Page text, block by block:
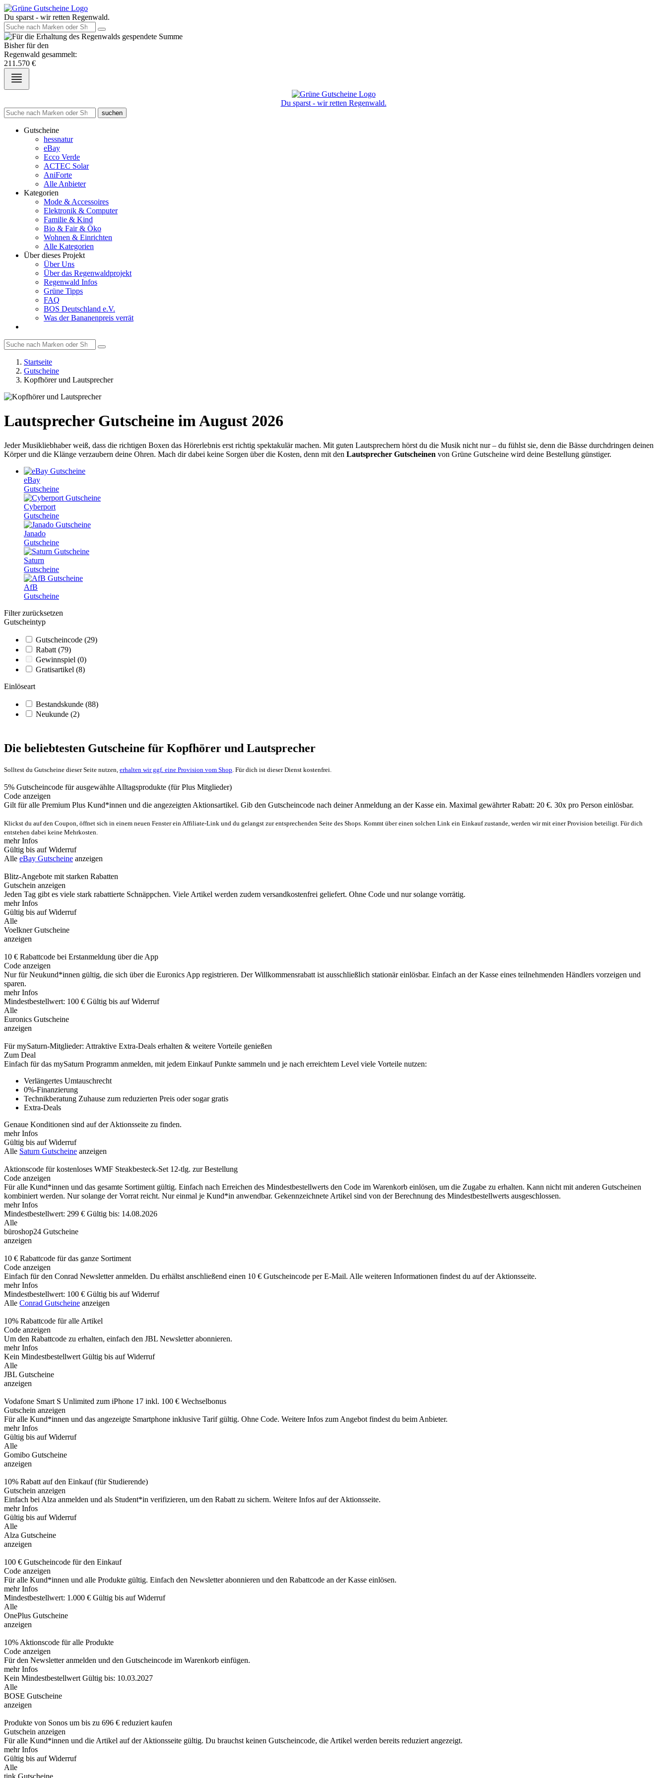
Du sparst - wir retten Regenwald.
Bisher für den
Regenwald gesammelt:
211.570 €
Du sparst - wir retten Regenwald.
suchen
Gutscheine
hessnatur
eBay
Ecco Verde
ACTEC Solar
AniForte
Alle Anbieter
Kategorien
Mode & Accessoires
Elektronik & Computer
Familie & Kind
Bio & Fair & Öko
Wohnen & Einrichten
Alle Kategorien
Über dieses Projekt
Über Uns
Über das Regenwaldprojekt
Regenwald Infos
Grüne Tipps
FAQ
BOS Deutschland e.V.
Was der Bananenpreis verrät
Startseite
Gutscheine
Kopfhörer und Lautsprecher
Lautsprecher Gutscheine im August 2026
Jeder Musikliebhaber weiß, dass die richtigen Boxen das Hörerlebnis erst richtig spektakulär machen. Mit guten Lautsprechern hörst du die Musik nicht nur – du fühlst sie, denn die Bässe durchdringen deinen
Körper und die Klänge verzaubern deine Ohren. Mach dir dabei keine Sorgen über die Kosten, denn mit den Lautsprecher Gutscheinen von Grüne Gutscheine wird deine Bestellung günstiger.
eBay
Gutscheine
Cyberport
Gutscheine
Janado
Gutscheine
Saturn
Gutscheine
AfB
Gutscheine
Filter zurücksetzen
Gutscheintyp
Gutscheincode (29)
Rabatt (79)
Gewinnspiel (0)
Gratisartikel (8)
Einlöseart
Bestandskunde (88)
Neukunde (2)
Die beliebtesten Gutscheine für Kopfhörer und Lautsprecher
Solltest du Gutscheine dieser Seite nutzen, erhalten wir ggf. eine Provision vom Shop . Für dich ist dieser Dienst kostenfrei.
5% Gutscheincode für ausgewählte Alltagsprodukte (für Plus Mitglieder)
Code anzeigen
Gilt für alle Premium Plus Kund*innen und die angezeigten Aktionsartikel. Gib den Gutscheincode nach deiner Anmeldung an der Kasse ein. Maximal gewährter Rabatt: 20 €. 30x pro Person einlösbar.
Klickst du auf den Coupon, öffnet sich in einem neuen Fenster ein Affiliate-Link und du gelangst zur entsprechenden Seite des Shops. Kommt über einen solchen Link ein Einkauf zustande, werden wir mit einer Provision beteiligt. Für dich
entstehen dabei keine Mehrkosten.
mehr Infos
Gültig bis auf Widerruf
Alle eBay Gutscheine anzeigen
Blitz-Angebote mit starken Rabatten
Gutschein anzeigen
Jeden Tag gibt es viele stark rabattierte Schnäppchen. Viele Artikel werden zudem versandkostenfrei geliefert. Ohne Code und nur solange vorrätig.
mehr Infos
Gültig bis auf Widerruf
Alle
Voelkner Gutscheine
anzeigen
10 € Rabattcode bei Erstanmeldung über die App
Code anzeigen
Nur für Neukund*innen gültig, die sich über die Euronics App registrieren. Der Willkommensrabatt ist ausschließlich stationär einlösbar. Einfach an der Kasse eines teilnehmenden Händlers vorzeigen und
sparen.
mehr Infos
Mindestbestellwert: 100 € Gültig bis auf Widerruf
Alle
Euronics Gutscheine
anzeigen
Für mySaturn-Mitglieder: Attraktive Extra-Deals erhalten & weitere Vorteile genießen
Zum Deal
Einfach für das mySaturn Programm anmelden, mit jedem Einkauf Punkte sammeln und je nach erreichtem Level viele Vorteile nutzen:
Verlängertes Umtauschrecht
0%-Finanzierung
Technikberatung Zuhause zum reduzierten Preis oder sogar gratis
Extra-Deals
Genaue Konditionen sind auf der Aktionsseite zu finden.
mehr Infos
Gültig bis auf Widerruf
Alle Saturn Gutscheine anzeigen
Aktionscode für kostenloses WMF Steakbesteck-Set 12-tlg. zur Bestellung
Code anzeigen
Für alle Kund*innen und das gesamte Sortiment gültig. Einfach nach Erreichen des Mindestbestellwerts den Code im Warenkorb einlösen, um die Zugabe zu erhalten. Kann nicht mit anderen Gutscheinen
kombiniert werden. Nur solange der Vorrat reicht. Nur einmal je Kund*in anwendbar. Gekennzeichnete Artikel sind von der Berechnung des Mindestbestellwerts ausgeschlossen.
mehr Infos
Mindestbestellwert: 299 € Gültig bis: 14.08.2026
Alle
büroshop24 Gutscheine
anzeigen
10 € Rabattcode für das ganze Sortiment
Code anzeigen
Einfach für den Conrad Newsletter anmelden. Du erhältst anschließend einen 10 € Gutscheincode per E-Mail. Alle weiteren Informationen findest du auf der Aktionsseite.
mehr Infos
Mindestbestellwert: 100 € Gültig bis auf Widerruf
Alle Conrad Gutscheine anzeigen
10% Rabattcode für alle Artikel
Code anzeigen
Um den Rabattcode zu erhalten, einfach den JBL Newsletter abonnieren.
mehr Infos
Kein Mindestbestellwert Gültig bis auf Widerruf
Alle
JBL Gutscheine
anzeigen
Vodafone Smart S Unlimited zum iPhone 17 inkl. 100 € Wechselbonus
Gutschein anzeigen
Für alle Kund*innen und das angezeigte Smartphone inklusive Tarif gültig. Ohne Code. Weitere Infos zum Angebot findest du beim Anbieter.
mehr Infos
Gültig bis auf Widerruf
Alle
Gomibo Gutscheine
anzeigen
10% Rabatt auf den Einkauf (für Studierende)
Gutschein anzeigen
Einfach bei Alza anmelden und als Student*in verifizieren, um den Rabatt zu sichern. Weitere Infos auf der Aktionsseite.
mehr Infos
Gültig bis auf Widerruf
Alle
Alza Gutscheine
anzeigen
100 € Gutscheincode für den Einkauf
Code anzeigen
Für alle Kund*innen und alle Produkte gültig. Einfach den Newsletter abonnieren und den Rabattcode an der Kasse einlösen.
mehr Infos
Mindestbestellwert: 1.000 € Gültig bis auf Widerruf
Alle
OnePlus Gutscheine
anzeigen
10% Aktionscode für alle Produkte
Code anzeigen
Für den Newsletter anmelden und den Gutscheincode im Warenkorb einfügen.
mehr Infos
Kein Mindestbestellwert Gültig bis: 10.03.2027
Alle
BOSE Gutscheine
anzeigen
Produkte von Sonos um bis zu 696 € reduziert kaufen
Gutschein anzeigen
Für alle Kund*innen und die Artikel auf der Aktionsseite gültig. Du brauchst keinen Gutscheincode, die Artikel werden bereits reduziert angezeigt.
mehr Infos
Gültig bis auf Widerruf
Alle
tink Gutscheine